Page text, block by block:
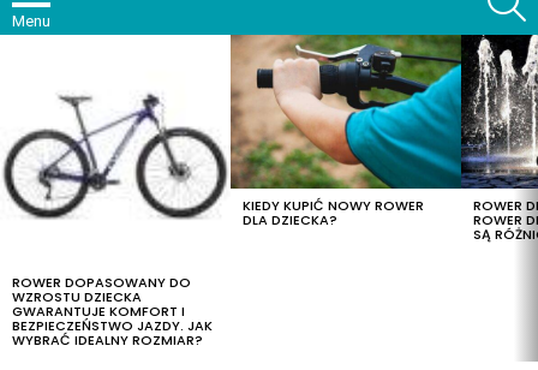
Menu
ROWER DOPASOWANY DO
WZROSTU DZIECKA
GWARANTUJE KOMFORT I
BEZPIECZEŃSTWO JAZDY. JAK
WYBRAĆ IDEALNY ROZMIAR?
KIEDY KUPIĆ NOWY ROWER
DLA DZIECKA?
ROWER
ROWER
SĄ